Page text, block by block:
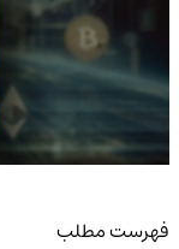
فهرست مطلب